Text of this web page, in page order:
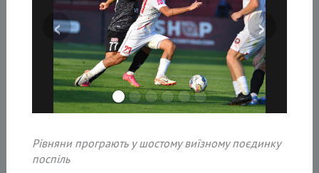
‹ ›
Рівняни програють у шостому виїзному поєдинку
поспіль